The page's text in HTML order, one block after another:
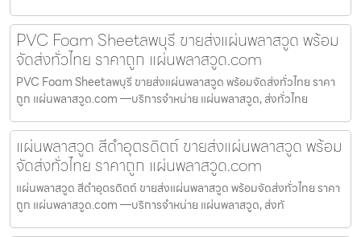
PVC Foam Sheetลพบุรี ขายส่งแผ่นพลาสวูด พร้อม
จัดส่งทั่วไทย ราคาถูก แผ่นพลาสวูด.com
PVC Foam Sheetลพบุรี ขายส่งแผ่นพลาสวูด พร้อมจัดส่งทั่วไทย ราคา
ถูก แผ่นพลาสวูด.com —บริการจำหน่าย แผ่นพลาสวูด, ส่งทั่วไทย
แผ่นพลาสวูด สีดำอุตรดิตถ์ ขายส่งแผ่นพลาสวูด พร้อม
จัดส่งทั่วไทย ราคาถูก แผ่นพลาสวูด.com
แผ่นพลาสวูด สีดำอุตรดิตถ์ ขายส่งแผ่นพลาสวูด พร้อมจัดส่งทั่วไทย ราคา
ถูก แผ่นพลาสวูด.com —บริการจำหน่าย แผ่นพลาสวูด, ส่งทั